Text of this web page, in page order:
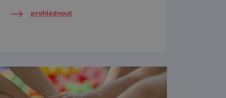
prohlédnout